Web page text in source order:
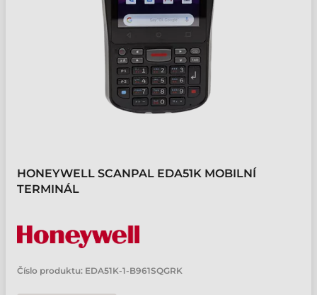
HONEYWELL SCANPAL EDA51K MOBILNÍ
TERMINÁL
Číslo produktu: EDA51K-1-B961SQGRK